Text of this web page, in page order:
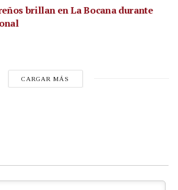
brillan en La Bocana durante
CARGAR MÁS